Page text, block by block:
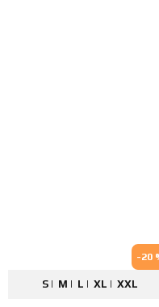
-20
S | M | L | XL | XXL